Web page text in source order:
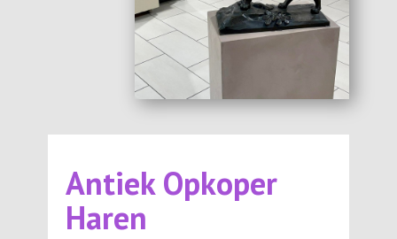
Antiek Opkoper
Haren